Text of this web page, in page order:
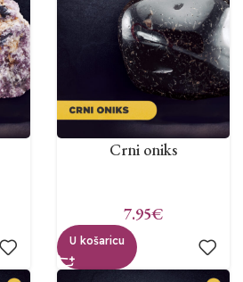
Crni oniks
7.95€
U košaricu